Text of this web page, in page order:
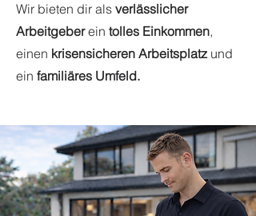
Wir bieten dir als verlässlicher
Arbeitgeberein tolles Einkommen,
einen krisensicheren Arbeitsplatzund
ein familiäres Umfeld.